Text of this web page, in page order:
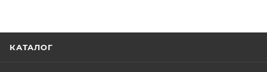
КАТАЛОГ